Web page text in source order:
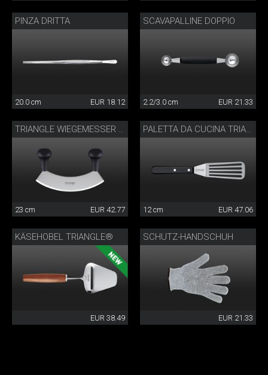
PINZA DRITTA
20.0 cm EUR 18.12
SCAVAPALLINE DOPPIO
2.2/3.0 cm EUR 21.33
23 cm EUR 42.77 12 cm EUR 47.06
KÄSEHOBEL TRIANGLE®
EUR 38.49
SCHUTZ-HANDSCHUH
EUR 21.33